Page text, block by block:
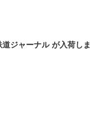
ジャーナル が入荷しま